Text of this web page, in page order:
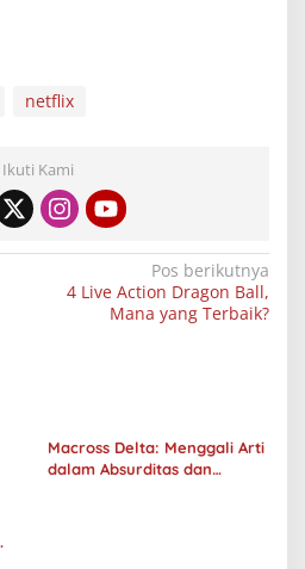
netflix
Ikuti Kami
Pos berikutnya
4 Live Action Dragon Ball,
Mana yang Terbaik?
Macross Delta: Menggali Arti
dalam Absurditas dan